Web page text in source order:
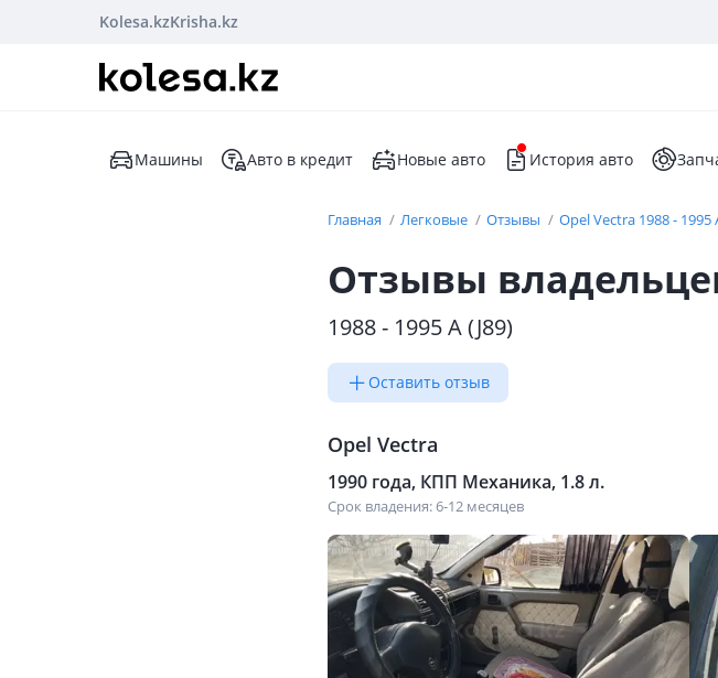
Kolesa.kzKrisha.kz
Машины Авто в кредит Новые авто История авто
Главная Легковые Отзывы Opel Vectra 1988 - 1995
Отзывы
1988 - 1995 A (J89)
Оставить отзыв
Opel Vectra
1990 года, КПП Механика, 1.8 л.
Срок владения: 6-12 месяцев